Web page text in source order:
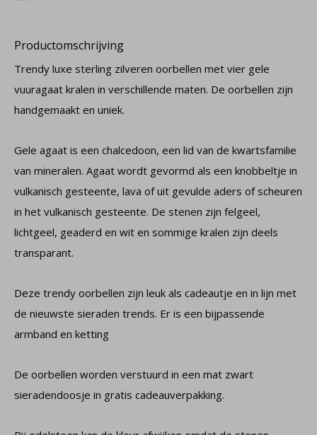
Productomschrijving
Trendy luxe sterling zilveren oorbellen met vier gele
vuuragaat kralen in verschillende maten. De oorbellen zijn
handgemaakt en uniek.
Gele agaat is een chalcedoon, een lid van de kwartsfamilie
van mineralen. Agaat wordt gevormd als een knobbeltje in
vulkanisch gesteente, lava of uit gevulde aders of scheuren
in het vulkanisch gesteente. De stenen zijn felgeel,
lichtgeel, geaderd en wit en sommige kralen zijn deels
transparant.
Deze trendy oorbellen zijn leuk als cadeautje en in lijn met
de nieuwste sieraden trends. Er is een bijpassende
armband en ketting
De oorbellen worden verstuurd in een mat zwart
sieradendoosje in gratis cadeauverpakking.